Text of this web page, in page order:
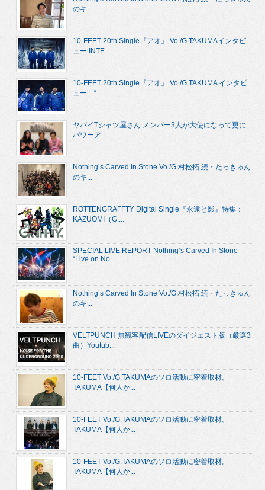
のキ...
10-FEET 20th Single『アオ』 Vo./G.TAKUMAインタビ
ュー INTE...
10-FEET 20th Single『アオ』 Vo./G.TAKUMA インタビ
ュー “...
ヤバイTシャツ屋さん メンバー3人が大使になって更に
パワーア...
Nothing’s Carved In Stone Vo./G.村松拓 続・たっきゅん
のキ...
ROTTENGRAFFTY Digital Single『永遠と影』特集：
KAZUOMI（G....
SPECIAL LIVE REPORT Nothing’s Carved In Stone
“Live on No...
Nothing’s Carved In Stone Vo./G.村松拓 続・たっきゅん
のキ...
VELTPUNCH 無観客配信LIVEのダイジェスト版（厳選3
曲）Youtub...
10-FEET Vo./G.TAKUMAのソロ活動に密着取材。
TAKUMA【何人か...
10-FEET Vo./G.TAKUMAのソロ活動に密着取材。
TAKUMA【何人か...
10-FEET Vo./G.TAKUMAのソロ活動に密着取材。
TAKUMA【何人か...